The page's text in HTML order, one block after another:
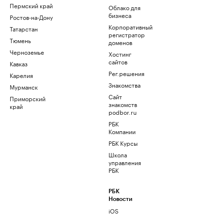
Пермский край
Ростов-на-Дону
Татарстан
Тюмень
Черноземье
Кавказ
Карелия
Мурманск
Приморский
край
Облако для
бизнеса
Корпоративный
регистратор
доменов
Хостинг
сайтов
Рег.решения
Знакомства
Сайт
знакомств
podbor.ru
РБК
Компании
РБК Курсы
Школа
управления
РБК
РБК
Новости
iOS